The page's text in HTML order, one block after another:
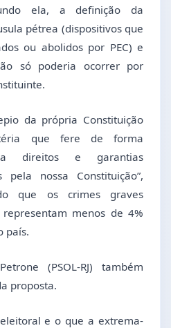
ela, a definição da
pétrea (dispositivos que
ou abolidos por PEC) e
só poderia ocorrer por
da própria Constituição
que fere de forma
direitos e garantias
pela nossa Constituição”,
que os crimes graves
menos de 4%
país.
(PSOL-RJ) também
proposta.
e o que a extrema-